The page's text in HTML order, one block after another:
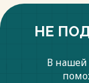
НЕ
В нашей